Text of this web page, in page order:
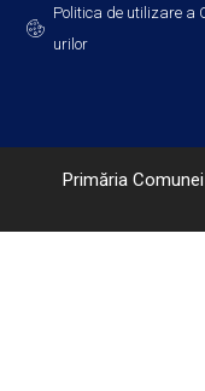
Politica de utilizare a
urilor
Primăria